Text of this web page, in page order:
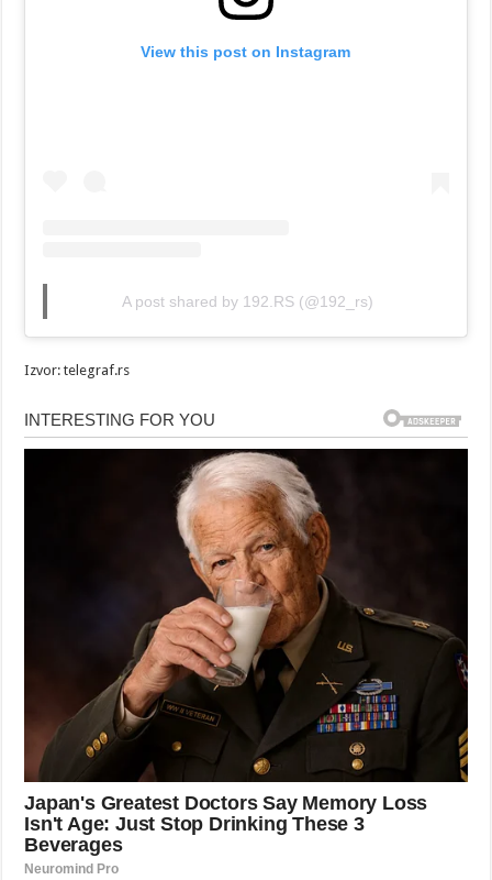
View this post on Instagram
A post shared by 192.RS (@192_rs)
Izvor: telegraf.rs